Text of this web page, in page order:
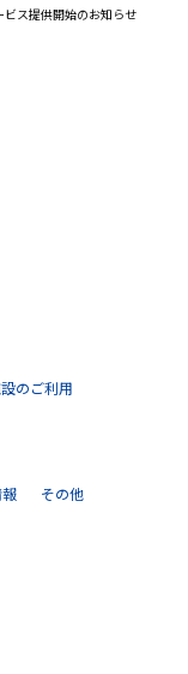
ビス提供開始のお知らせ
のご利用
その他